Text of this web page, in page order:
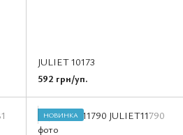
JULIET 10173
592 грн/уп.
НОВИНКА